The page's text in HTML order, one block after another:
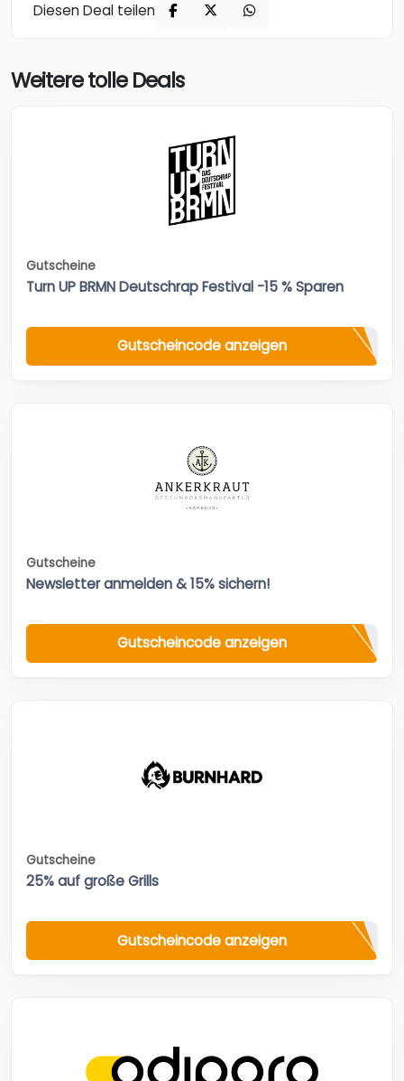
Diesen Deal teilen
Weitere tolle Deals
Gutscheine
Turn UP BRMN Deutschrap Festival -15 % Sparen
Gutscheincode anzeigen
Gutscheine
Newsletter anmelden & 15% sichern!
Gutscheincode anzeigen
Gutscheine
25% auf große Grills
Gutscheincode anzeigen